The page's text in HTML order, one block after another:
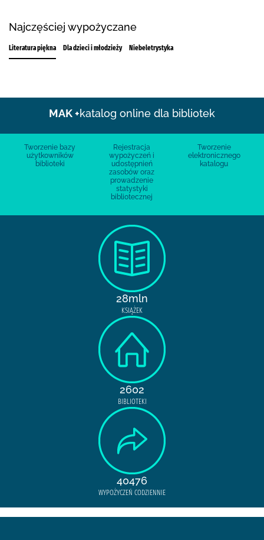
Najczęściej wypożyczane
Literatura piękna Dla dzieci i młodzieży Niebeletrystyka
MAK +katalog online dla bibliotek
Tworzenie bazy
użytkowników
biblioteki
Rejestracja
wypożyczeń i
udostępnień
zasobów oraz
prowadzenie
statystyki
bibliotecznej
Tworzenie
elektronicznego
katalogu
28mln
KSIĄŻEK
2602
BIBLIOTEKI
40476
WYPOŻYCZEŃ CODZIENNIE